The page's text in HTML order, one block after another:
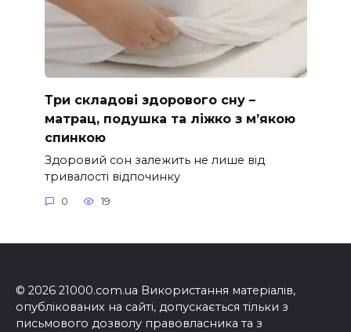
Три складові здорового сну –
матрац, подушка та ліжко з м’якою
спинкою
Здоровий сон залежить не лише від
тривалості відпочинку
0 19
© 2026 21000.com.ua Використання матеріалів,
опублікованих на сайті, допускається тільки з
письмового дозволу правовласника та з